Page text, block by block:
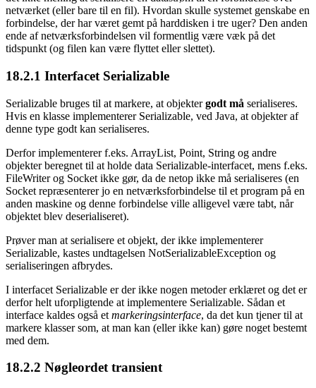
netværket (eller bare til en fil). Hvordan skulle systemet genskabe en
forbindelse, der har været gemt på harddisken i tre uger? Den anden
ende af netværksforbindelsen vil formentlig være væk på det
tidspunkt (og filen kan være flyttet eller slettet).
18.2.1 Interfacet Serializable
Serializable bruges til at markere, at objektergodt må serialiseres.
Hvis en klasse implementerer Serializable, ved Java, at objekter af
denne type godt kan serialiseres.
Derfor implementerer f.eks. ArrayList, Point, String og andre
objekter beregnet til at holde data Serializable-interfacet, mens f.eks.
FileWriter og Socket ikke gør, da de netop ikke må serialiseres (en
Socket repræsenterer jo en netværksforbindelse til et program på en
anden maskine og denne forbindelse ville alligevel være tabt, når
objektet blev deserialiseret).
Prøver man at serialisere et objekt, der ikke implementerer
Serializable, kastes undtagelsen NotSerializableException og
serialiseringen afbrydes.
I interfacet Serializable er der ikke nogen metoder erklæret og det er
derfor helt uforpligtende at implementere Serializable. Sådan et
interface kaldes også et markeringsinterface, da det kun tjener til at
markere klasser som, at man kan (eller ikke kan) gøre noget bestemt
med dem.
18.2.2 Nøgleordet transient